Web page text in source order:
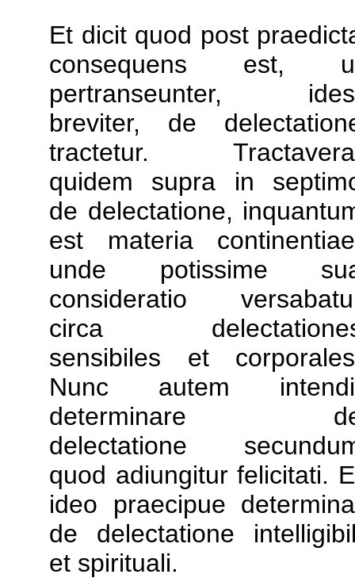
Et dicit quod post
consequens est,
pertranseunter,
breviter, de
tractetur.
quidem supra in
de delectatione,
est materia
unde potissime
consideratio
circa
sensibiles et
Nunc autem
determinare
delectatione
quod adiungitur felicitati.
ideo praecipue
de delectatione
et spirituali.